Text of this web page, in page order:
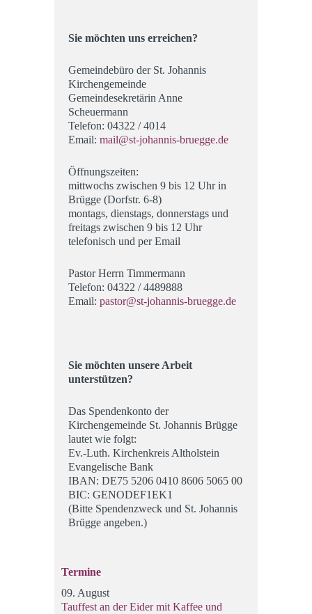
Sie möchten uns erreichen?
Gemeindebüro der St. Johannis
Kirchengemeinde
Gemeindesekretärin Anne
Scheuermann
Telefon: 04322 / 4014
Email: mail@st-johannis-bruegge.de
Öffnungszeiten:
mittwochs zwischen 9 bis 12 Uhr in
Brügge (Dorfstr. 6-8)
montags, dienstags, donnerstags und
freitags zwischen 9 bis 12 Uhr
telefonisch und per Email
Pastor Herrn Timmermann
Telefon: 04322 / 4489888
Email: pastor@st-johannis-bruegge.de
Sie möchten unsere Arbeit
unterstützen?
Das Spendenkonto der
Kirchengemeinde St. Johannis Brügge
lautet wie folgt:
Ev.-Luth. Kirchenkreis Altholstein
Evangelische Bank
IBAN: DE75 5206 0410 8606 5065 00
BIC: GENODEF1EK1
(Bitte Spendenzweck und St. Johannis
Brügge angeben.)
Termine
09. August
Tauffest an der Eider mit Kaffee und